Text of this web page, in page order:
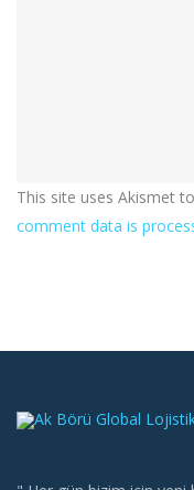
This site uses Akismet
comment data is